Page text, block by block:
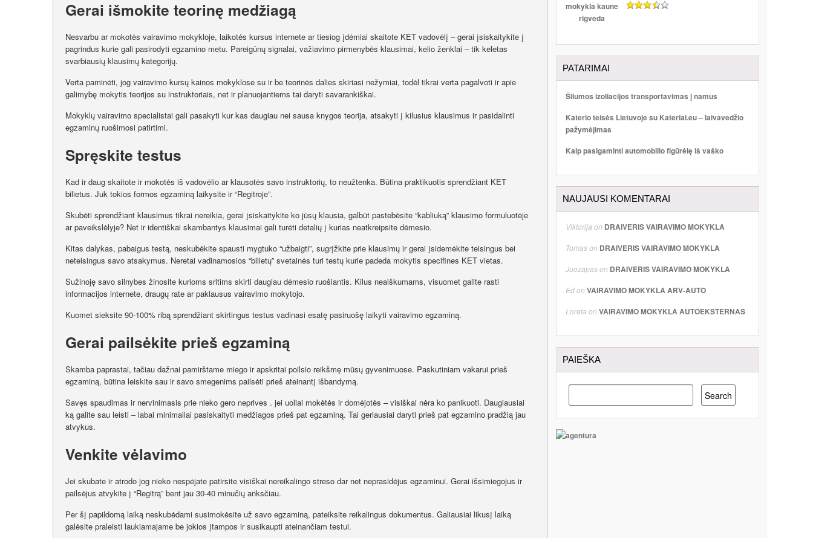
Gerai išmokite teorinę medžiagą
Nesvarbu ar mokotės vairavimo mokykloje, laikotės kursus internete ar tiesiog įdėmiai skaitote KET vadovėlį – gerai įsiskaitykite į
pagrindus kurie gali pasirodyti egzamino metu. Pareigūnų signalai, važiavimo pirmenybės klausimai, kelio ženklai – tik keletas
svarbiausių klausimų kategorijų.
Verta paminėti, jog vairavimo kursų kainos mokyklose su ir be teorinės dalies skiriasi nežymiai, todėl tikrai verta pagalvoti ir apie
galimybę mokytis teorijos su instruktoriais, net ir planuojantiems tai daryti savarankiškai.
Mokyklų vairavimo specialistai gali pasakyti kur kas daugiau nei sausa knygos teorija, atsakyti į kilusius klausimus ir pasidalinti
egzaminų ruošimosi patirtimi.
Spręskite testus
Kad ir daug skaitote ir mokotės iš vadovėlio ar klausotės savo instruktorių, to neužtenka. Būtina praktikuotis sprendžiant KET
bilietus. Juk tokios formos egzaminą laikysite ir “Regitroje”.
Skubėti sprendžiant klausimus tikrai nereikia, gerai įsiskaitykite ko jūsų klausia, galbūt pastebėsite “kabliuką” klausimo formuluotėje
ar paveikslėlyje? Net ir identiškai skambantys klausimai gali turėti detalių į kurias neatkreipsite dėmesio.
Kitas dalykas, pabaigus testą, neskubėkite spausti mygtuko “užbaigti”, sugrįžkite prie klausimų ir gerai įsidemėkite teisingus bei
neteisingus savo atsakymus. Neretai vadinamosios “bilietų” svetainės turi testų kurie padeda mokytis specifines KET vietas.
Sužinoję savo silnybes žinosite kurioms sritims skirti daugiau dėmesio ruošiantis. Kilus neaiškumams, visuomet galite rasti
informacijos internete, draugų rate ar paklausus vairavimo mokytojo.
Kuomet sieksite 90-100% ribą sprendžiant skirtingus testus vadinasi esatę pasiruošę laikyti vairavimo egzaminą.
Gerai pailsėkite prieš egzaminą
Skamba paprastai, tačiau dažnai pamirštame miego ir apskritai poilsio reikšmę mūsų gyvenimuose. Paskutiniam vakarui prieš
egzaminą, būtina leiskite sau ir savo smegenims pailsėti prieš ateinantį išbandymą.
Savęs spaudimas ir nervinimasis prie nieko gero neprives . jei uoliai mokėtės ir domėjotės – visiškai nėra ko panikuoti. Daugiausiai
ką galite sau leisti – labai minimaliai pasiskaityti medžiagos prieš pat egzaminą. Tai geriausiai daryti prieš pat egzamino pradžią jau
atvykus.
Venkite vėlavimo
Jei skubate ir atrodo jog nieko nespėjate patirsite visiškai nereikalingo streso dar net neprasidėjus egzaminui. Gerai išsimiegojus ir
pailsėjus atvykite į “Regitrą” bent jau 30-40 minučių anksčiau.
Per šį papildomą laiką neskubėdami susimokėsite už savo egzaminą, pateiksite reikalingus dokumentus. Galiausiai likusį laiką
galėsite praleisti laukiamajame be jokios įtampos ir susikaupti ateinančiam testui.
PATARIMAI
Šilumos izoliacijos transportavimas į namus
Katerio teisės Lietuvoje su Kateriai.eu – laivavedžio
pažymėjimas
Kaip pasigaminti automobilio figūrėlę iš vaško
NAUJAUSI KOMENTARAI
Viktorija on DRAIVERIS VAIRAVIMO MOKYKLA
Tomason DRAIVERIS VAIRAVIMO MOKYKLA
Juozapason DRAIVERIS VAIRAVIMO MOKYKLA
Edon VAIRAVIMO MOKYKLA ARV-AUTO
Loreta on VAIRAVIMO MOKYKLA AUTOEKSTERNAS
PAIEŠKA